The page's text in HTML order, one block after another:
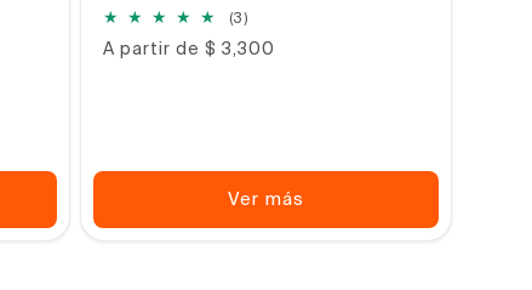
(3)3
totales
Precio
A partir de $ 3,300
Ver más